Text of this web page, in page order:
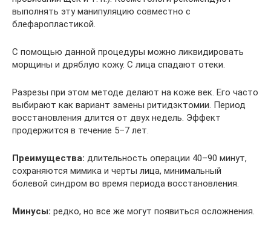
выполнять эту манипуляцию совместно с
блефаропластикой.
С помощью данной процедуры можно ликвидировать
морщины и дряблую кожу. С лица спадают отеки.
Разрезы при этом методе делают на коже век. Его часто
выбирают как вариант замены ритидэктомии. Период
восстановления длится от двух недель. Эффект
продержится в течение 5–7 лет.
Преимущества: длительность операции 40–90 минут,
сохраняются мимика и черты лица, минимальный
болевой синдром во время периода восстановления.
Минусы: редко, но все же могут появиться осложнения.